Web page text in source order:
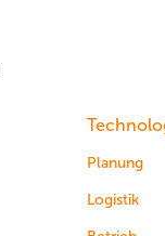
Planung
Logistik